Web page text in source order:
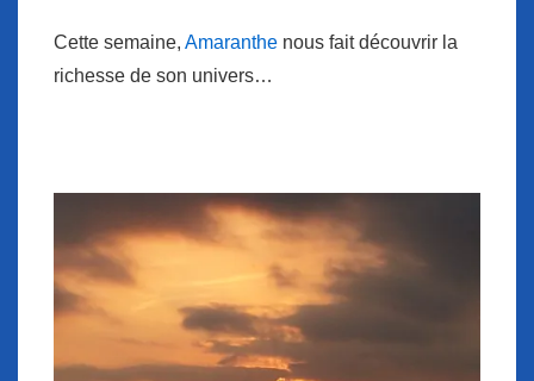
Cette semaine, Amaranthe nous fait découvrir la
richesse de son univers…